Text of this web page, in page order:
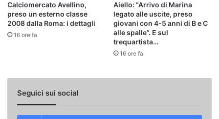
Calciomercato Avellino,
preso un esterno classe
2008 dalla Roma: i dettagli
16 ore fa
Aiello: “Arrivo di Marina
legato alle uscite, preso
giovani con 4-5 anni di B e C
alle spalle”. E sul
trequartista…
16 ore fa
Seguici sui social